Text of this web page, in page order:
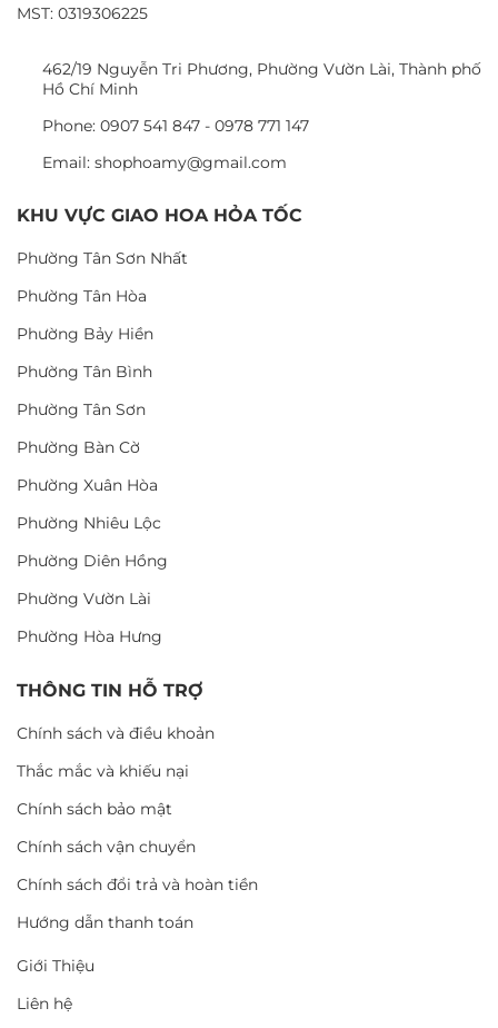
MST: 0319306225
462/19 Nguyễn Tri Phương, Phường Vườn Lài, Thành phố
Hồ Chí Minh
Phone: 0907 541 847 - 0978 771 147
Email: shophoamy@gmail.com
KHU VỰC GIAO HOA HỎA TỐC
Phường Tân Sơn Nhất
Phường Tân Hòa
Phường Bảy Hiền
Phường Tân Bình
Phường Tân Sơn
Phường Bàn Cờ
Phường Xuân Hòa
Phường Nhiêu Lộc
Phường Diên Hồng
Phường Vườn Lài
Phường Hòa Hưng
THÔNG TIN HỖ TRỢ
Chính sách và điều khoản
Thắc mắc và khiếu nại
Chính sách bảo mật
Chính sách vận chuyển
Chính sách đổi trả và hoàn tiền
Hướng dẫn thanh toán
Giới Thiệu
Liên hệ